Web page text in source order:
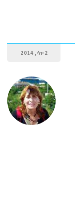
2 יולי, 2014